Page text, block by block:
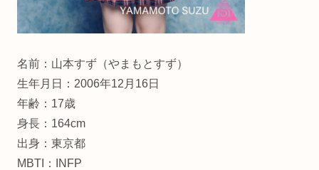
名前：山本すず（やまもとすず）
生年月日：2006年12月16日
年齢：17歳
身長：164cm
出身：東京都
MBTI：INFP